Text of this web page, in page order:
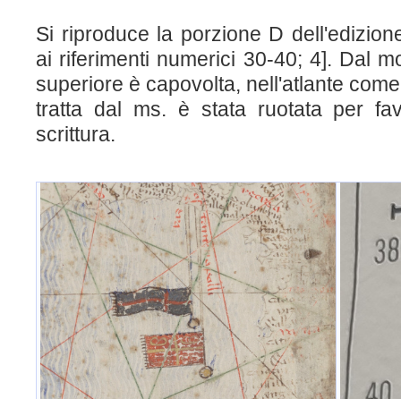
Si riproduce la porzione D
ai riferimenti numerici 30-40; 4]. Dal
superiore è capovolta, nell'atlante
tratta dal ms. è stata ruotata per
scrittura.